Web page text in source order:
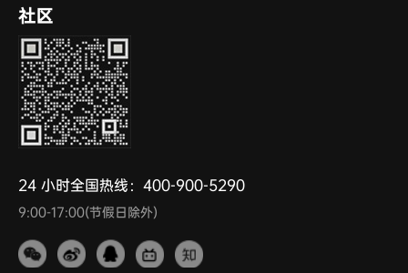
社区
24 小时全国热线：400-900-5290
9:00-17:00(节假日除外)